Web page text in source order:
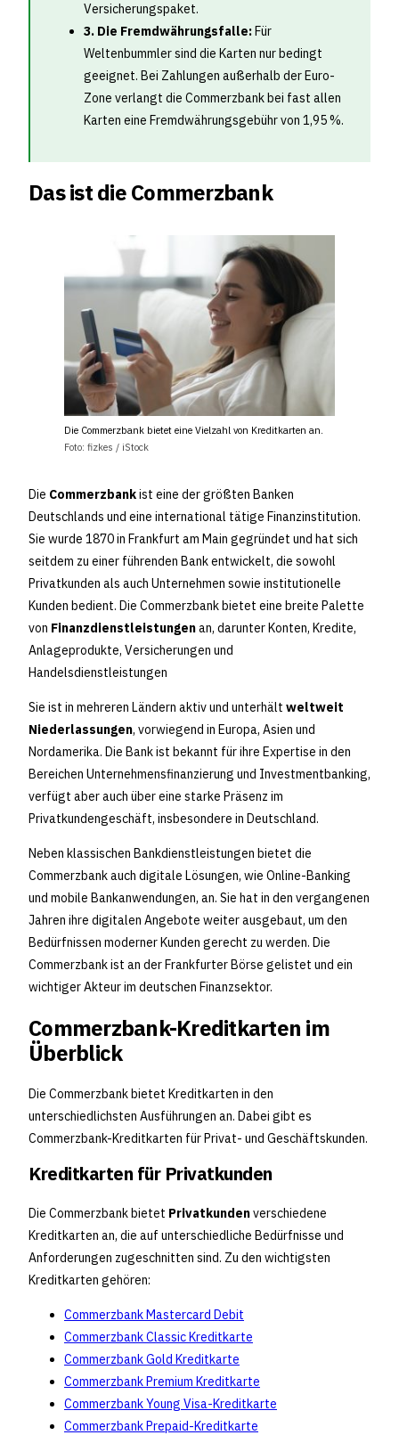
Versicherungspaket.
3. Die Fremdwährungsfalle: Für
Weltenbummler sind die Karten nur bedingt
geeignet. Bei Zahlungen außerhalb der Euro-
Zone verlangt die Commerzbank bei fast allen
Karten eine Fremdwährungsgebühr von 1,95 %.
Das ist die Commerzbank
Die Commerzbank bietet eine Vielzahl von Kreditkarten an.
Foto: fizkes / iStock
Die Commerzbankist eine der größten Banken
Deutschlands und eine international tätige Finanzinstitution.
Sie wurde 1870 in Frankfurt am Main gegründet und hat sich
seitdem zu einer führenden Bank entwickelt, die sowohl
Privatkunden als auch Unternehmen sowie institutionelle
Kunden bedient. Die Commerzbank bietet eine breite Palette
von Finanzdienstleistungenan, darunter Konten, Kredite,
Anlageprodukte, Versicherungen und
Handelsdienstleistungen
Sie ist in mehreren Ländern aktiv und unterhält weltweit
Niederlassungen, vorwiegend in Europa, Asien und
Nordamerika. Die Bank ist bekannt für ihre Expertise in den
Bereichen Unternehmensfinanzierung und Investmentbanking,
verfügt aber auch über eine starke Präsenz im
Privatkundengeschäft, insbesondere in Deutschland.
Neben klassischen Bankdienstleistungen bietet die
Commerzbank auch digitale Lösungen, wie Online-Banking
und mobile Bankanwendungen, an. Sie hat in den vergangenen
Jahren ihre digitalen Angebote weiter ausgebaut, um den
Bedürfnissen moderner Kunden gerecht zu werden. Die
Commerzbank ist an der Frankfurter Börse gelistet und ein
wichtiger Akteur im deutschen Finanzsektor.
Commerzbank-Kreditkarten im
Überblick
Die Commerzbank bietet Kreditkarten in den
unterschiedlichsten Ausführungen an. Dabei gibt es
Commerzbank-Kreditkarten für Privat- und Geschäftskunden.
Kreditkarten für Privatkunden
Die Commerzbank bietet Privatkundenverschiedene
Kreditkarten an, die auf unterschiedliche Bedürfnisse und
Anforderungen zugeschnitten sind. Zu den wichtigsten
Kreditkarten gehören:
Commerzbank Mastercard Debit
Commerzbank Classic Kreditkarte
Commerzbank Gold Kreditkarte
Commerzbank Premium Kreditkarte
Commerzbank Young Visa-Kreditkarte
Commerzbank Prepaid-Kreditkarte